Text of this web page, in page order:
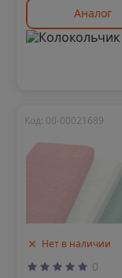
Аналог
Нет в наличии
Код: 00-00021689
0